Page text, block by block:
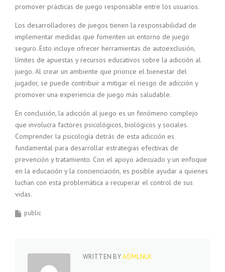
promover prácticas de juego responsable entre los usuarios.
Los desarrolladores de juegos tienen la responsabilidad de
implementar medidas que fomenten un entorno de juego
seguro. Esto incluye ofrecer herramientas de autoexclusión,
límites de apuestas y recursos educativos sobre la adicción al
juego. Al crear un ambiente que priorice el bienestar del
jugador, se puede contribuir a mitigar el riesgo de adicción y
promover una experiencia de juego más saludable.
En conclusión, la adicción al juego es un fenómeno complejo
que involucra factores psicológicos, biológicos y sociales.
Comprender la psicología detrás de esta adicción es
fundamental para desarrollar estrategias efectivas de
prevención y tratamiento. Con el apoyo adecuado y un enfoque
en la educación y la concienciación, es posible ayudar a quienes
luchan con esta problemática a recuperar el control de sus
vidas.
public
WRITTEN BYADMLNLX